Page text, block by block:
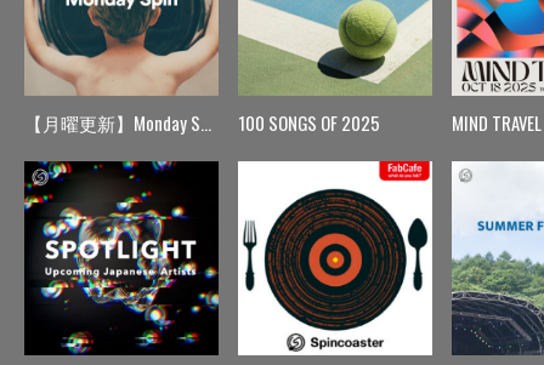
【月曜更新】Monday Spin 100 SONGS OF 2025 MIND TRAVEL